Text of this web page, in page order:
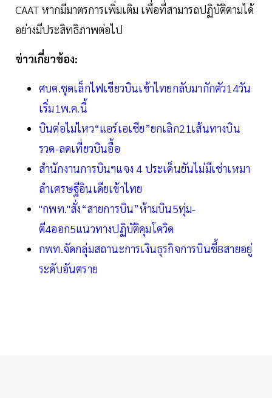
CAAT หากมีมาตรการเพิ่มเติม เพื่อที่สามารถปฏิบัติตามได้
อย่างมีประสิทธิภาพต่อไป
ข่าวเกี่ยวข้อง:
ศบค.ชุดเล็กไฟเขียวบินเข้าไทยกลับมากักตัว14วัน
เริ่ม1พ.ค.นี้
บินต่อไม่ไหว“แอร์เอเชีย”ยกเลิก21เส้นทางบิน
รวด-ลดเที่ยวบินอื้อ
สำนักงานการบินฯแจง 4 ประเด็นยันไม่มีเช่าเหมา
ลำเศรษฐีอินเดียเข้าไทย
"กพท."สั่ง“สายการบิน”ห้ามบิน5ทุ่ม-
ตี4ออก5แนวทางปฏิบัติคุมโควิด
กพท.จัดกลุ่มสถานะการเงินธุรกิจการบินชี้8สายอยู่
ระดับอันตราย